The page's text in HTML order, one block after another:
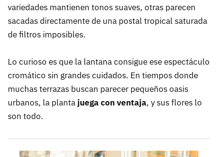
variedades mantienen tonos suaves, otras parecen
sacadas directamente de una postal tropical saturada
de filtros imposibles.
Lo curioso es que la lantana consigue ese espectáculo
cromático sin grandes cuidados. En tiempos donde
muchas terrazas buscan parecer pequeños oasis
urbanos, la planta juega con ventaja, y sus flores lo
son todo.